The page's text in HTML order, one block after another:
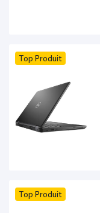
Top Produit
Top Produit